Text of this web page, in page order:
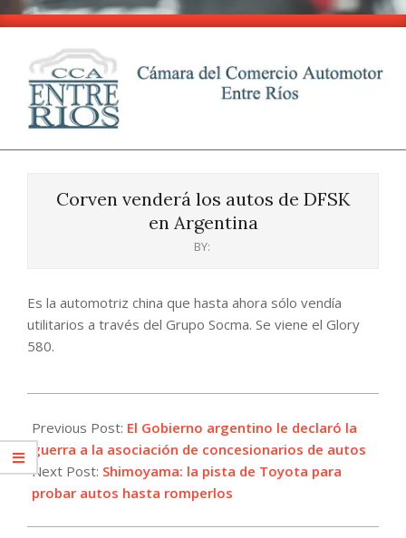
Skip
content
CCA
EntreCorven venderá los autos de DFSK
en Argentina
BY:
Es la automotriz china que hasta ahora sólo vendía
utilitarios a través del Grupo Socma. Se viene el Glory
580.
05-
28
Previous Post: El Gobierno argentino le declaró la
guerra a la asociación de concesionarios de autos
Next Post: Shimoyama: la pista de Toyota para
probar autos hasta romperlos